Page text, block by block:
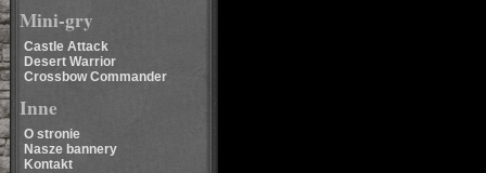
Mini-gry
Castle Attack
Desert Warrior
Crossbow Commander
Inne
O stronie
Nasze bannery
Kontakt